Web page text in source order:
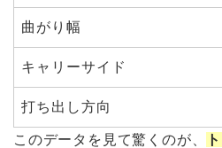
曲がり幅
キャリーサイド
打ち出し方向
このデータを見て驚くのが、